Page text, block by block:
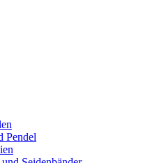
Pendel